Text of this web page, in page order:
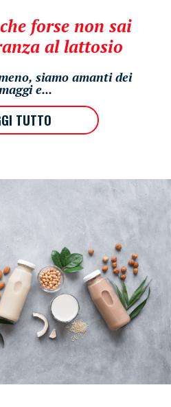
forse non sai
al lattosio
siamo amanti dei
e...
TUTTO